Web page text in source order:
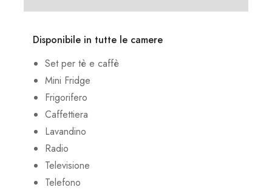
Disponibile in tutte le camere
Set per tè e caffè
Mini Fridge
Frigorifero
Caffettiera
Lavandino
Radio
Televisione
Telefono